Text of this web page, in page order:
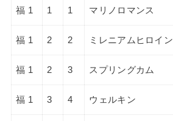
福 1 1 1 マリノロマンス
福 1 2 2 ミレニアムヒロイン
福 1 2 3 スプリングカム
福 1 3 4 ウェルキン